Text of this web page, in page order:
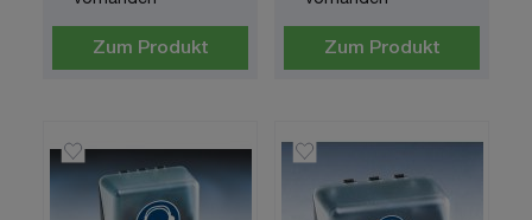
Zum Produkt Zum Produkt